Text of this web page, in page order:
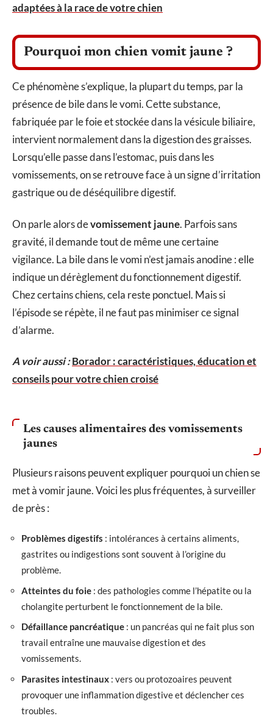
adaptées à la race de votre chien
Pourquoi mon chien vomit jaune ?
Ce phénomène s’explique, la plupart du temps, par la
présence de bile dans le vomi. Cette substance,
fabriquée par le foie et stockée dans la vésicule biliaire,
intervient normalement dans la digestion des graisses.
Lorsqu’elle passe dans l’estomac, puis dans les
vomissements, on se retrouve face à un signe d’irritation
gastrique ou de déséquilibre digestif.
On parle alors devomissement jaune. Parfois sans
gravité, il demande tout de même une certaine
vigilance. La bile dans le vomi n’est jamais anodine : elle
indique un dérèglement du fonctionnement digestif.
Chez certains chiens, cela reste ponctuel. Mais si
l’épisode se répète, il ne faut pas minimiser ce signal
d’alarme.
A voir aussi :Borador : caractéristiques, éducation et
conseils pour votre chien croisé
Les causes alimentaires des vomissements
jaunes
Plusieurs raisons peuvent expliquer pourquoi un chien se
met à vomir jaune. Voici les plus fréquentes, à surveiller
de près :
Problèmes digestifs : intolérances à certains aliments,
gastrites ou indigestions sont souvent à l’origine du
problème.
Atteintes du foie : des pathologies comme l’hépatite ou la
cholangite perturbent le fonctionnement de la bile.
Défaillance pancréatique : un pancréas qui ne fait plus son
travail entraîne une mauvaise digestion et des
vomissements.
Parasites intestinaux : vers ou protozoaires peuvent
provoquer une inflammation digestive et déclencher ces
troubles.